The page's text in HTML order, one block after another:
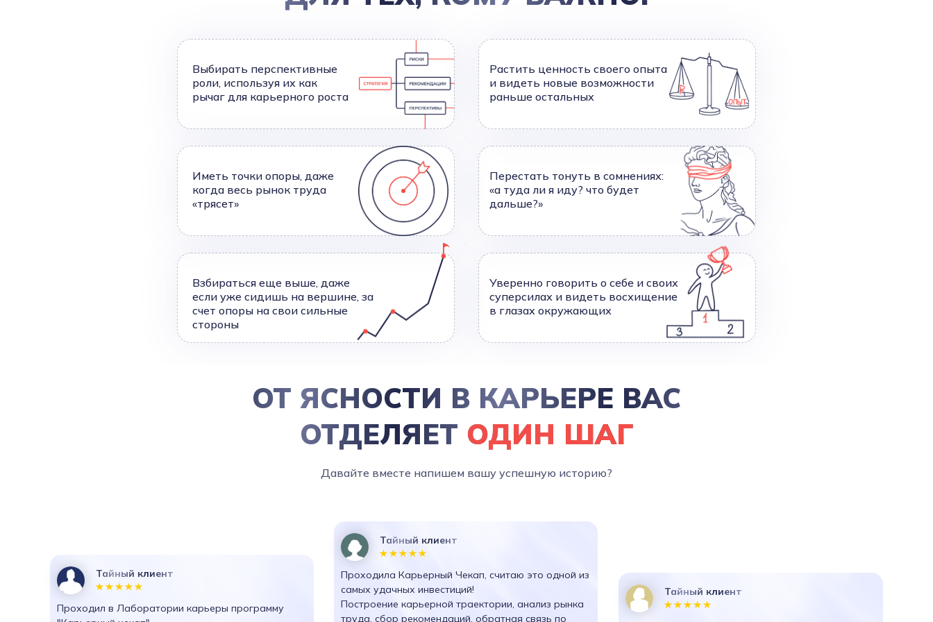
Выбирать перспективные
роли, используя их как
рычаг для карьерного роста
Иметь точки опоры, даже
когда весь рынок труда
«трясет»
Взбираться еще выше, даже
если уже сидишь на вершине, за
счет опоры на свои сильные
стороны
Растить ценность своего опыта
и видеть новые возможности
раньше остальных
Перестать тонуть в сомнениях:
«а туда ли я иду? что будет
дальше?»
Уверенно говорить о себе и своих
суперсилах и видеть восхищение
в глазах окружающих
ОТ ЯСНОСТИ В КАРЬЕРЕ ВАС
ОТДЕЛЯЕТ ОДИН ШАГ
Давайте вместе напишем вашу успешную историю?
Тайный клиент
Тайный клиент
Проходила Карьерный Чекап, считаю это одной из
самых удачных инвестиций!
Построение карьерной траектории, анализ рынка
труда, сбор рекомендаций, обратная связь по
Тайный клиент
Проходил в Лаборатории карьеры программу